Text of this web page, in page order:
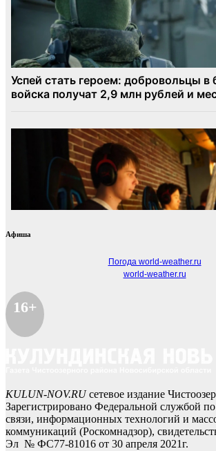
Афиша
Погода world-weather.ru
world-weather.ru
16+
KULUN-NOV.RUсетевое издание
Зарегистрировано Федеральной службой
связи, информационных технологий и
коммуникаций (Роскомнадзор),
Эл № ФС77-81016 от 30 апреля 2021г.